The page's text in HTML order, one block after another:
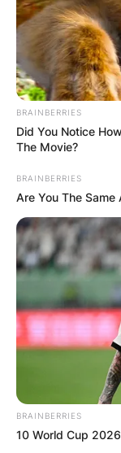
BRAINBERRIES
Did You Notice
The Movie?
BRAINBERRIES
Are You The
BRAINBERRIES
10 World Cup